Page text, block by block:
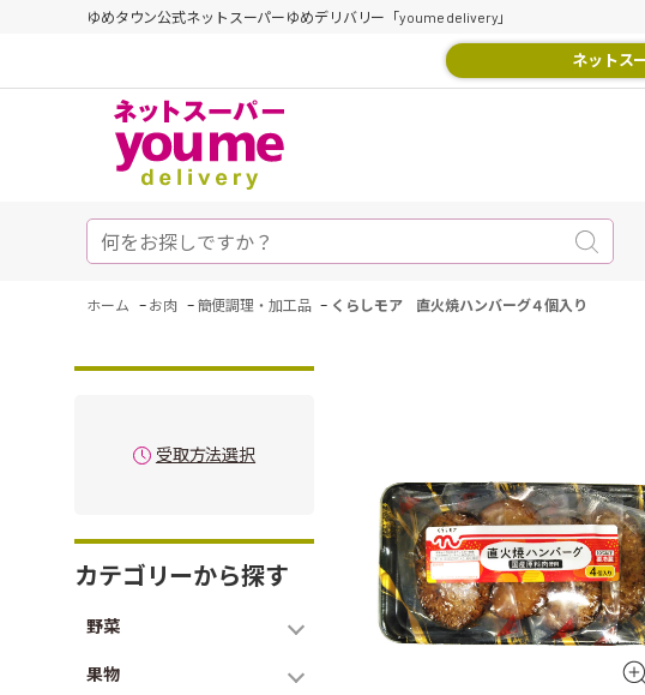
ゆめタウン公式ネットスーパーゆめデリバリー「youme delivery」
ネットス
ホーム - お肉 - 簡便調理・加工品 - くらしモア 直火焼ハンバーグ４個入り
受取方法選択
カテゴリーから探す
野菜
果物